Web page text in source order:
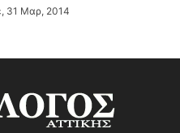
31 Μαρ, 2014